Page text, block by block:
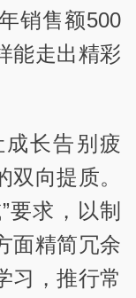
销售额500
能走出精彩
长告别疲
向提质。
要求，以制
面精简冗余
习，推行常